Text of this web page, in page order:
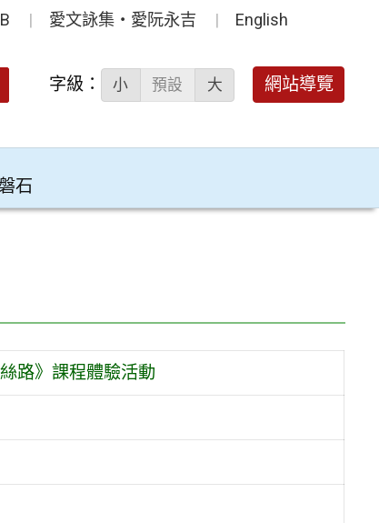
愛文詠集‧愛阮永吉 English
出 字級： 小 預設 大 網站導覽
石
路》課程體驗活動